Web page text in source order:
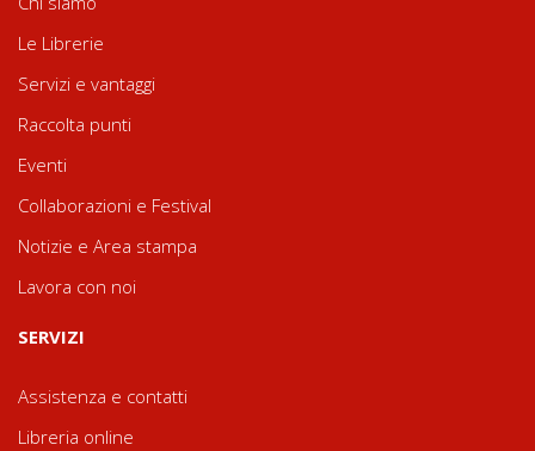
Le Librerie
Servizi e vantaggi
Raccolta punti
Eventi
Collaborazioni e Festival
Notizie e Area stampa
Lavora con noi
SERVIZI
Assistenza e contatti
Libreria online